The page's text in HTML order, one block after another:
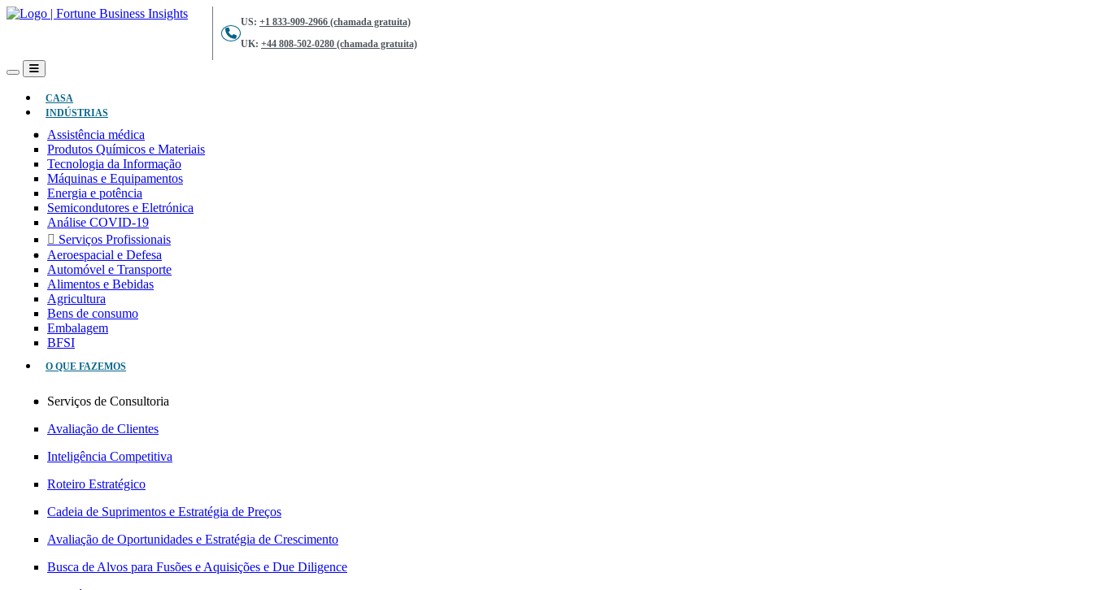
US: +1 833-909-2966 (chamada gratuita)
UK: +44 808-502-0280 (chamada gratuita)
CASA
INDÚSTRIAS
Assistência médica
Produtos Químicos e Materiais
Tecnologia da Informação
Máquinas e Equipamentos
Energia e potência
Semicondutores e Eletrónica
Análise COVID-19
Serviços Profissionais
Aeroespacial e Defesa
Automóvel e Transporte
Alimentos e Bebidas
Agricultura
Bens de consumo
Embalagem
BFSI
O QUE FAZEMOS
Serviços de Consultoria
Avaliação de Clientes
Inteligência Competitiva
Roteiro Estratégico
Cadeia de Suprimentos e Estratégia de Preços
Avaliação de Oportunidades e Estratégia de Crescimento
Busca de Alvos para Fusões e Aquisições e Due Diligence